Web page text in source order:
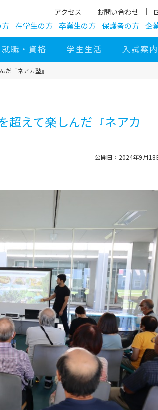
アクセス お問い合わせ
方 在学生の方 卒業生の方 保護者の方 企
就職・資格 学生生活 入試案内
だ『ネアカ塾』
超えて楽しんだ『ネアカ
公開日：2024年9月18